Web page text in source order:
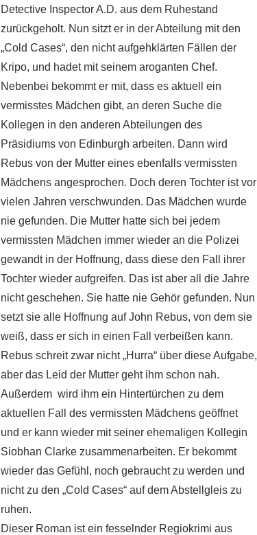
Detective Inspector A.D. aus dem Ruhestand
zurückgeholt. Nun sitzt er in der Abteilung mit den
„Cold Cases“, den nicht aufgehklärten Fällen der
Kripo, und hadet mit seinem aroganten Chef.
Nebenbei bekommt er mit, dass es aktuell ein
vermisstes Mädchen gibt, an deren Suche die
Kollegen in den anderen Abteilungen des
Präsidiums von Edinburgh arbeiten. Dann wird
Rebus von der Mutter eines ebenfalls vermissten
Mädchens angesprochen. Doch deren Tochter ist vor
vielen Jahren verschwunden. Das Mädchen wurde
nie gefunden. Die Mutter hatte sich bei jedem
vermissten Mädchen immer wieder an die Polizei
gewandt in der Hoffnung, dass diese den Fall ihrer
Tochter wieder aufgreifen. Das ist aber all die Jahre
nicht geschehen. Sie hatte nie Gehör gefunden. Nun
setzt sie alle Hoffnung auf John Rebus, von dem sie
weiß, dass er sich in einen Fall verbeißen kann.
Rebus schreit zwar nicht „Hurra“ über diese Aufgabe,
aber das Leid der Mutter geht ihm schon nah.
Außerdem wird ihm ein Hintertürchen zu dem
aktuellen Fall des vermissten Mädchens geöffnet
und er kann wieder mit seiner ehemaligen Kollegin
Siobhan Clarke zusammenarbeiten. Er bekommt
wieder das Gefühl, noch gebraucht zu werden und
nicht zu den „Cold Cases“ auf dem Abstellgleis zu
ruhen.
Dieser Roman ist ein fesselnder Regiokrimi aus